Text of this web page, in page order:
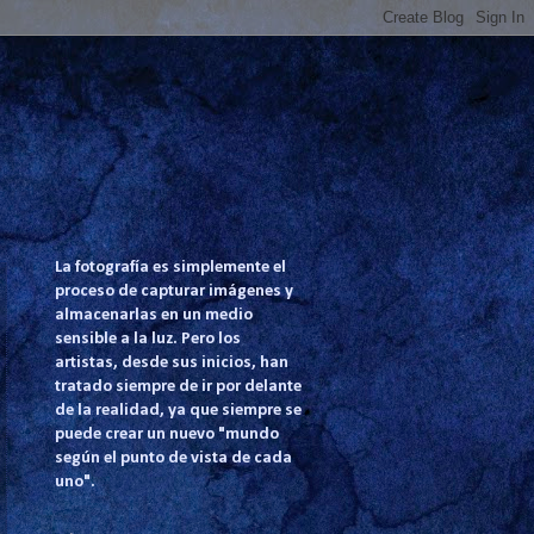
La fotografía es simplemente el
proceso de capturar imágenes y
almacenarlas en un medio
sensible a la luz. Pero los
artistas, desde sus inicios, han
tratado siempre de ir por delante
de la realidad, ya que siempre se
puede crear un nuevo "mundo
según el punto de vista de cada
uno".